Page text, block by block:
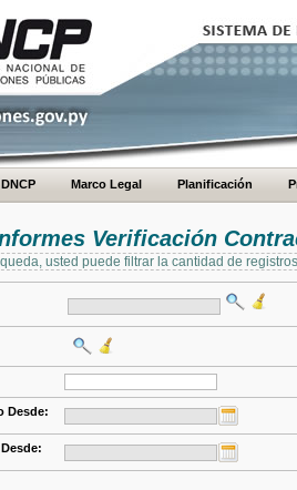
DNCP Marco Legal Planificación
Verificación
usted puede filtrar la cantidad de
Desde: